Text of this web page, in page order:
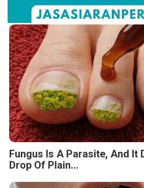
Fungus Is A Parasite, And It
Drop Of Plain...